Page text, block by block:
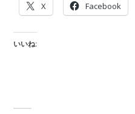
X Facebook
いいね: